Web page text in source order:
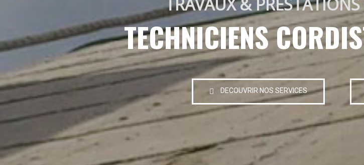
TECHNICIENS
DECOUVRIR NOS SERVICES